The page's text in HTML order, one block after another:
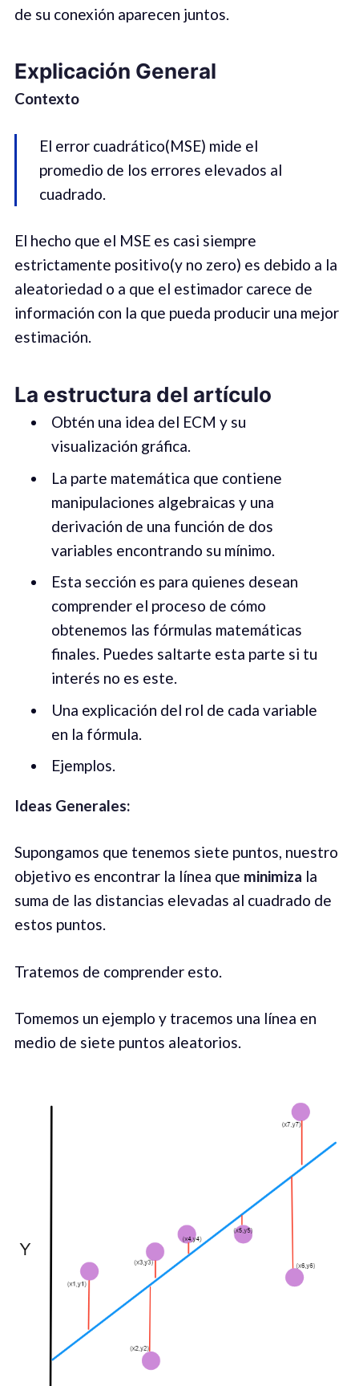
de su conexión aparecen juntos.
Explicación General
Contexto
El error cuadrático(MSE) mide el
promedio de los errores elevados al
cuadrado.
El hecho que el MSE es casi siempre
estrictamente positivo(y no zero) es debido a la
aleatoriedad o a que el estimador carece de
información con la que pueda producir una mejor
estimación.
La estructura del artículo
Obtén una idea del ECM y su
visualización gráfica.
La parte matemática que contiene
manipulaciones algebraicas y una
derivación de una función de dos
variables encontrando su mínimo.
Esta sección es para quienes desean
comprender el proceso de cómo
obtenemos las fórmulas matemáticas
finales. Puedes saltarte esta parte si tu
interés no es este.
Una explicación del rol de cada variable
en la fórmula.
Ejemplos.
Ideas Generales:
Supongamos que tenemos siete puntos, nuestro
objetivo es encontrar la línea que minimiza la
suma de las distancias elevadas al cuadrado de
estos puntos.
Tratemos de comprender esto.
Tomemos un ejemplo y tracemos una línea en
medio de siete puntos aleatorios.